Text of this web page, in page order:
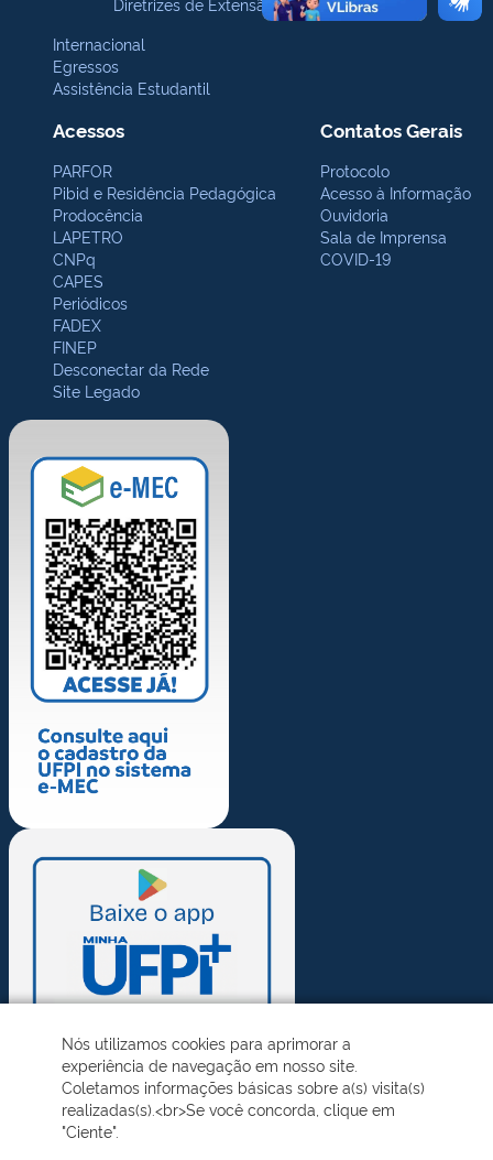
Internacional
Egressos
Assistência Estudantil
Acessos
PARFOR
Pibid e Residência Pedagógica
Prodocência
LAPETRO
CNPq
CAPES
Periódicos
FADEX
FINEP
Desconectar da Rede
Site Legado
Contatos Gerais
Protocolo
Acesso à Informação
Ouvidoria
Sala de Imprensa
COVID-19
Nós utilizamos cookies para aprimorar a
experiência de navegação em nosso site.
Coletamos informações básicas sobre a(s) visita(s)
realizadas(s).<br>Se você concorda, clique em
"Ciente".